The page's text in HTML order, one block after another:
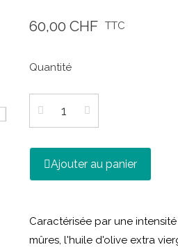
60,00 CHF TTC
Quantité
Ajouter au panier
Caractérisée par une
mûres, l'huile d'olive extra